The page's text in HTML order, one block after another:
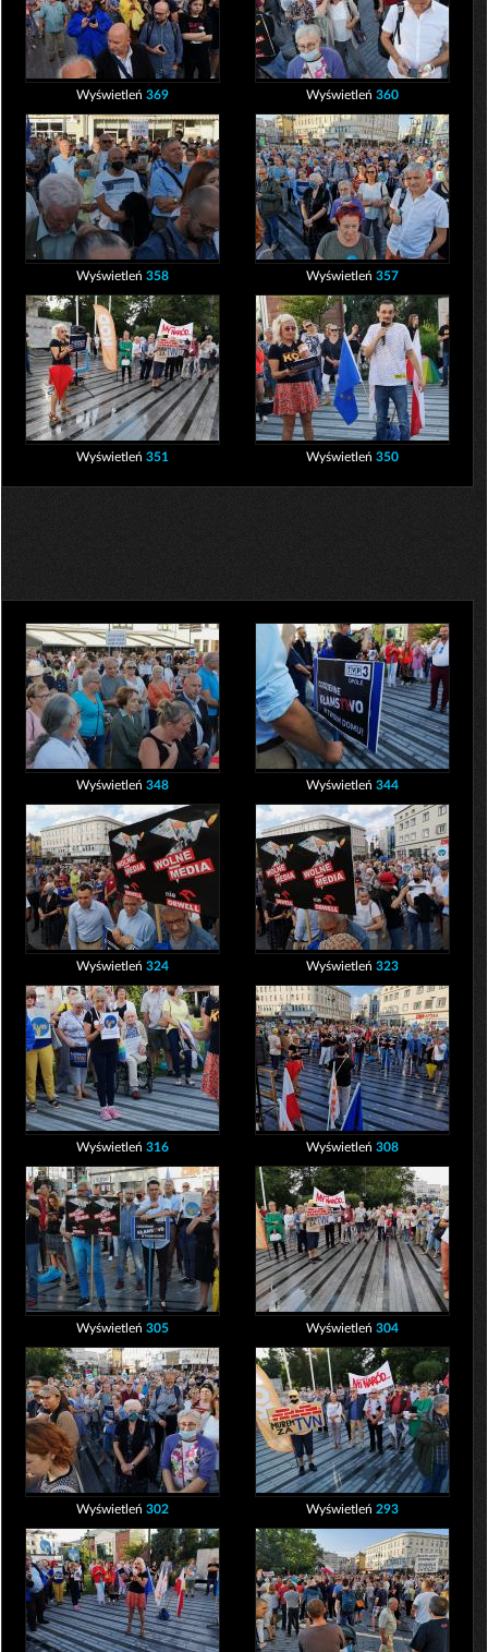
Wyświetleń 369 Wyświetleń 360
Wyświetleń 358 Wyświetleń 357
Wyświetleń 351 Wyświetleń 350
Wyświetleń 348 Wyświetleń 344
Wyświetleń 324 Wyświetleń 323
Wyświetleń 316 Wyświetleń 308
Wyświetleń 305 Wyświetleń 304
Wyświetleń 302 Wyświetleń 293